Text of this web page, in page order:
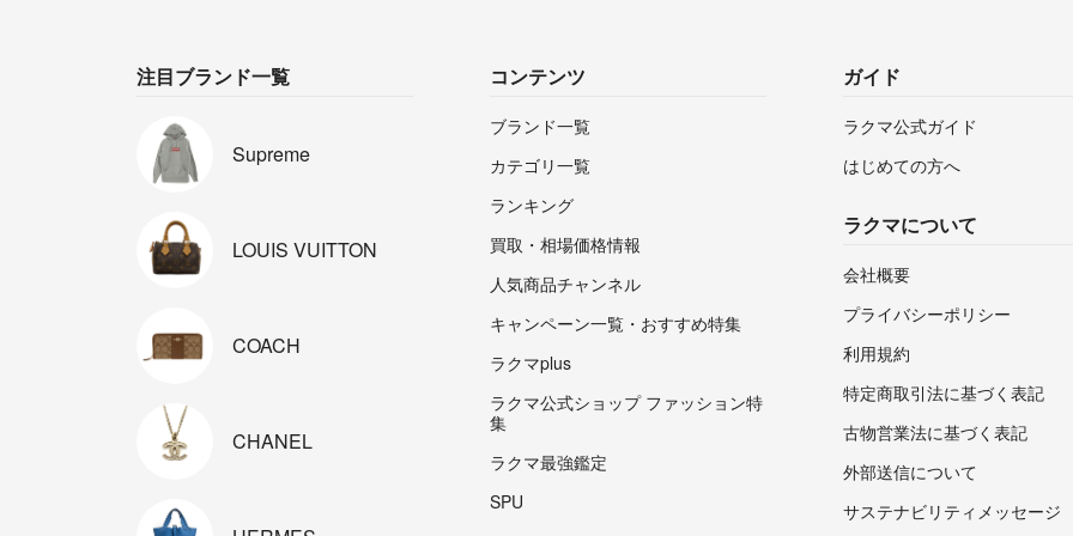
注目ブランド一覧
Supreme
LOUIS VUITTON
COACH
CHANEL
コンテンツ
ブランド一覧
カテゴリ一覧
ランキング
買取・相場価格情報
人気商品チャンネル
キャンペーン一覧・おすすめ特集
ラクマplus
ラクマ公式ショップ ファッション特
集
ラクマ最強鑑定
SPU
ガイド
ラクマ公式ガイド
はじめての方へ
ラクマについて
会社概要
プライバシーポリシー
利用規約
特定商取引法に基づく表記
古物営業法に基づく表記
外部送信について
サステナビリティメッセージ